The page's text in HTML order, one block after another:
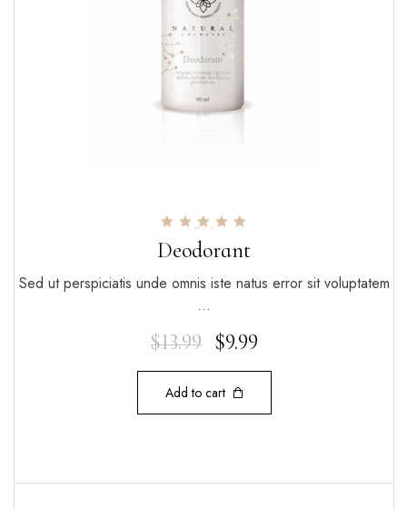
Rated
out of 5
Deodorant
Sed ut perspiciatis unde omnis iste natus error sit voluptatem
…
$13.99 $9.99
Add to cart